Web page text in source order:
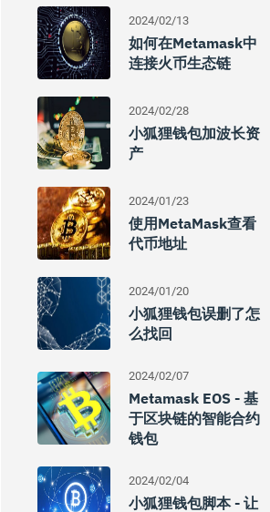
2024/02/13
如何在Metamask中
连接火币生态链
2024/02/28
小狐狸钱包加波长资
产
2024/01/23
使用MetaMask查看
代币地址
2024/01/20
小狐狸钱包误删了怎
么找回
2024/02/07
Metamask EOS - 基
于区块链的智能合约
钱包
2024/02/04
小狐狸钱包脚本 - 让